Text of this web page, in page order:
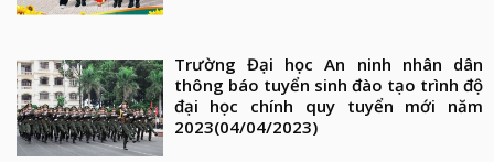
Trường Đại học An ninh nhân dân
thông báo tuyển sinh đào tạo trình độ
đại học chính quy tuyển mới năm
2023(04/04/2023)